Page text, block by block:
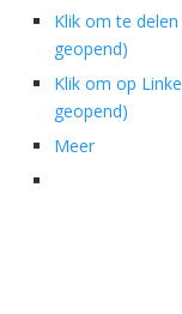
Klik om te
geopend)
Klik om op
geopend)
Meer